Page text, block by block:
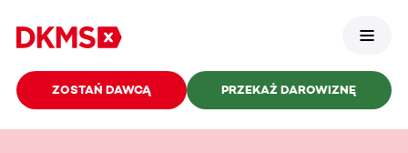
ZOSTAŃ DAWCĄ PRZEKAŻ DAROWIZNĘ